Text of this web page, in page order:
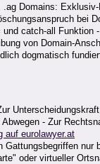
Domains:
bei
catch-all Funktion
von Domain-
dogmatisch
- Zur
auf eurolawyer.at
nur
oder virtueller